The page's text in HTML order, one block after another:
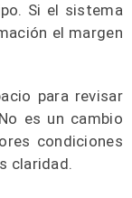
Si el sistema
el margen
para revisar
es un cambio
condiciones
claridad.